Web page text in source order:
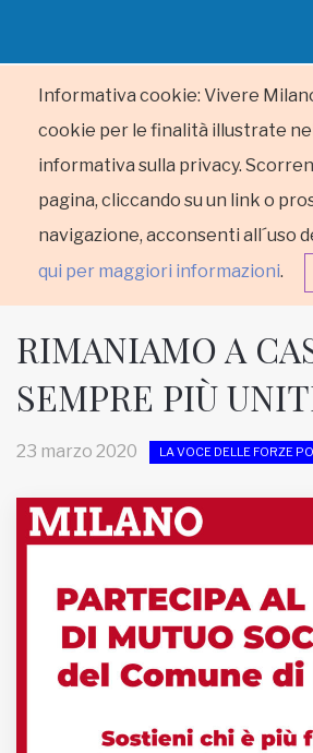
Informativa cookie: Vivere
cookie per le finalità illustrate
informativa sulla privacy.
pagina, cliccando su un link o
navigazione, acconsenti all´uso
qui per maggiori informazioni.
HOME
MUNICIPI
Inviateci le vostre segnalazioni
Iscriviti alla newsletter
www.viveremilano.info
RIMANIAMO A
SEMPRE PIÙ
23 marzo 2020 LA VOCE DELLE FORZE